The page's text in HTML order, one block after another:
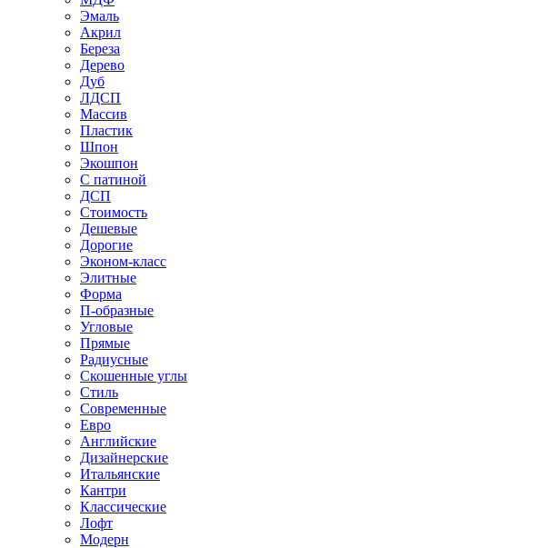
Эмаль
Акрил
Береза
Дерево
Дуб
ЛДСП
Массив
Пластик
Шпон
Экошпон
С патиной
ДСП
Стоимость
Дешевые
Дорогие
Эконом-класс
Элитные
Форма
П-образные
Угловые
Прямые
Радиусные
Скошенные углы
Стиль
Современные
Евро
Английские
Дизайнерские
Итальянские
Кантри
Классические
Лофт
Модерн